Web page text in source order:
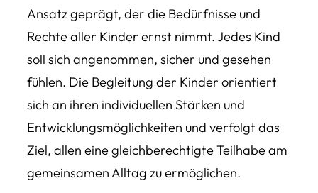
Ansatz geprägt, der die Bedürfnisse und
Rechte aller Kinder ernst nimmt. Jedes Kind
soll sich angenommen, sicher und gesehen
fühlen. Die Begleitung der Kinder orientiert
sich an ihren individuellen Stärken und
Entwicklungsmöglichkeiten und verfolgt das
Ziel, allen eine gleichberechtigte Teilhabe am
gemeinsamen Alltag zu ermöglichen.